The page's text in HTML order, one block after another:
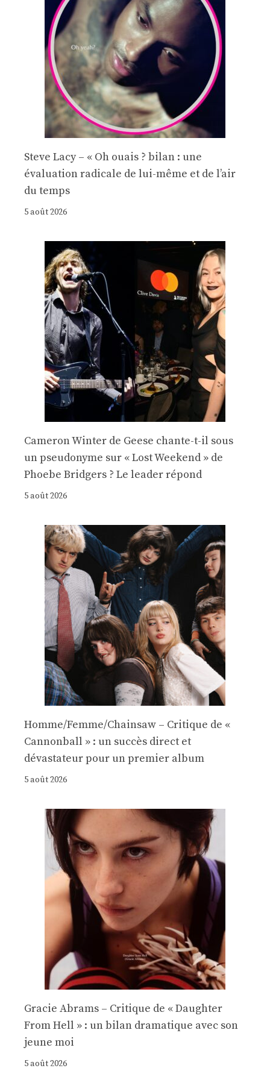
Steve Lacy – « Oh ouais ? bilan : une
évaluation radicale de lui-même et de l’air
du temps
5 août 2026
Cameron Winter de Geese chante-t-il sous
un pseudonyme sur « Lost Weekend » de
Phoebe Bridgers ? Le leader répond
5 août 2026
Homme/Femme/Chainsaw – Critique de «
Cannonball » : un succès direct et
dévastateur pour un premier album
5 août 2026
Gracie Abrams – Critique de « Daughter
From Hell » : un bilan dramatique avec son
jeune moi
5 août 2026